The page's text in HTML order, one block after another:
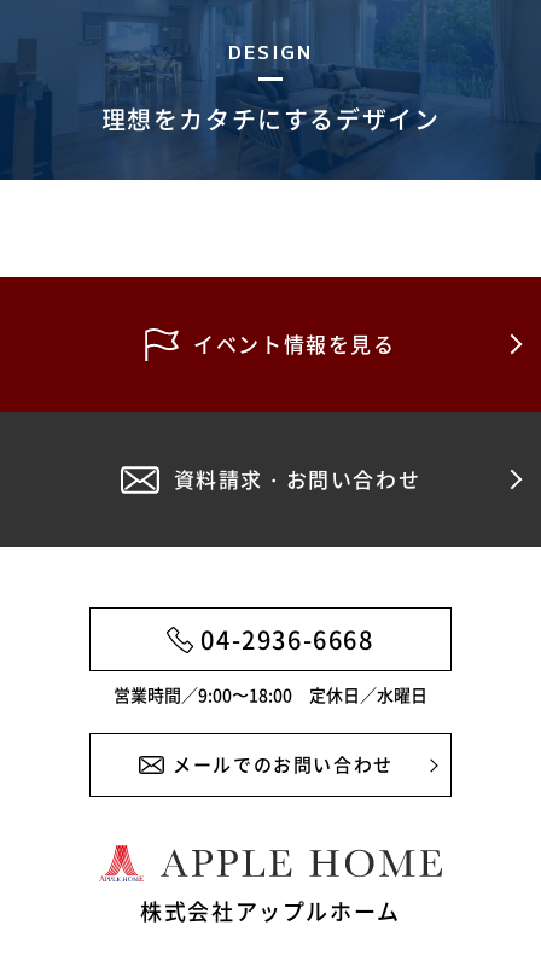
DESIGN
理想をカタチにするデザイン
イベント情報を見る
資料請求・お問い合わせ
04-2936-6668
営業時間／9:00〜18:00 定休日／水曜日
メールでのお問い合わせ
株式会社アップルホーム